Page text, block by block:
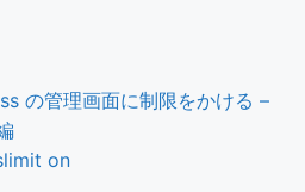
の管理画面に制限をかける –
on